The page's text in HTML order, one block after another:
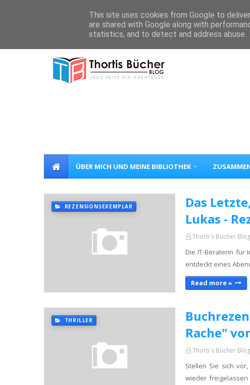
ÜBER MICH UND MEINE BIBLIOTHEK
REZENSIONSEXEMPLAR
Das
Lukas -
Thorti´s Bücher Blog
Die IT-Beraterin für
entdeckt eines
Read more »
THRILLER
Rache"
Thorti´s Bücher Blog
Stellen Sie sich
wieder
This site uses cookies from Google to
are shared with Google along with
statistics, and to detect and address abuse.